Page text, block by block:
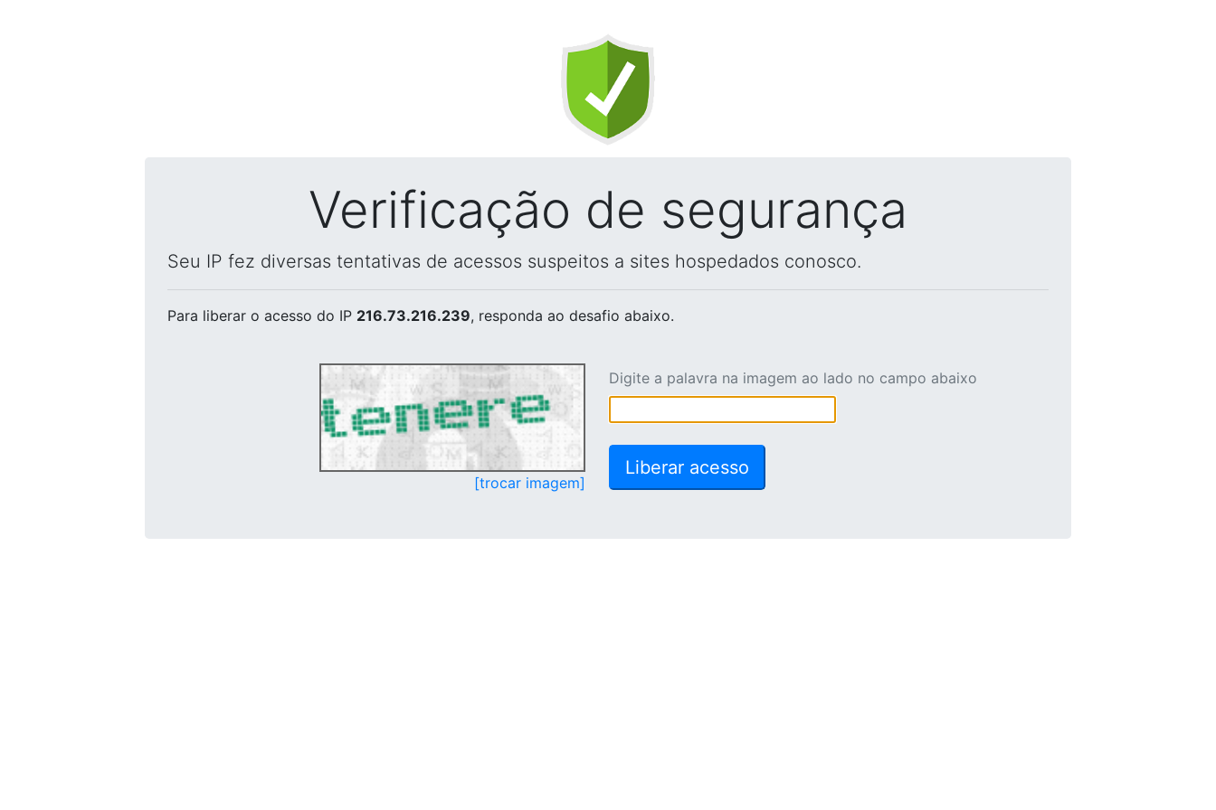
Verificação de segurança
Seu IP fez diversas tentativas de acessos suspeitos a sites hospedados conosco.
Para liberar o acesso do IP 216.73.216.239, responda ao desafio abaixo.
[trocar imagem]
Digite a palavra na imagem ao lado no campo abaixo